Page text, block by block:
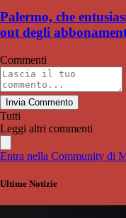
Palermo, che
out degli
Commenti
Invia Commento
Tutti
Leggi altri commenti
Entra nella Community di
Ultime Notizie